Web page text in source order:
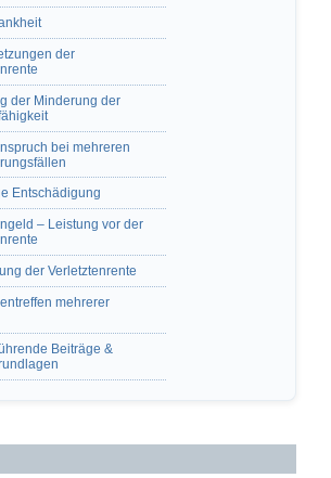
der
der Minderung der
bei mehreren
Entschädigung
– Leistung vor der
der Verletztenrente
mehrerer
Beiträge &